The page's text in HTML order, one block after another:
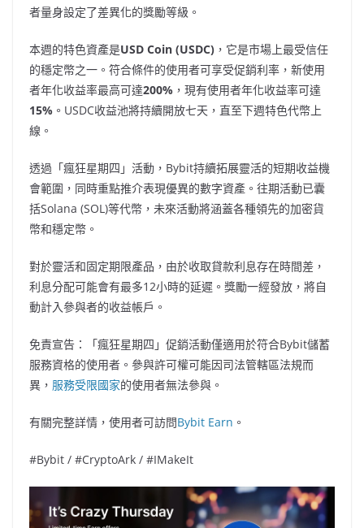
者量身設定了差異化的獎勵等級。
本週的特色資產是USD Coin (USDC) ， 它是市場上最受信任
的穩定幣之一。符合條件的使用者可享受促銷利率，新使用
者年化收益率最高可達200% ，現有使用者年化收益率可達
15% 。USDC收益池將持續開放七天，直至下週特色代幣上
線。
透過「瘋狂星期四」活動，Bybit持續拓展靈活的短期收益機
會範圍，同時重點推介表現優異的數字資產。往期活動已囊
括Solana (SOL)等代幣，未來活動將涵蓋各種領先的加密貨
幣和穩定幣。
對於靈活和固定期限產品，由於收取貸款利息存在時間差，
利息分配可能會有最多12小時的延遲。獎勵一經發放，將自
動計入參與者的收益帳戶。
免責宣告：「瘋狂星期四」促銷活動僅適用於符合Bybit儲蓄
服務資格的使用者。參與許可權可能因司法管轄區法規而
異， 服務受限國家的使用者無法參與。
有關完整詳情，使用者可訪問Bybit Earn 。
#Bybit / #CryptoArk / #IMakeIt